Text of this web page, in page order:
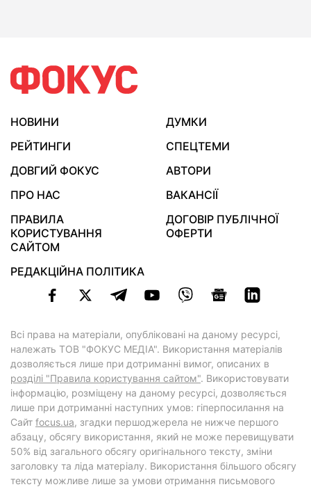
НОВИНИ
ДУМКИ
РЕЙТИНГИ
СПЕЦТЕМИ
ДОВГИЙ ФОКУС
АВТОРИ
ПРО НАС
ВАКАНСІЇ
ПРАВИЛА
КОРИСТУВАННЯ
САЙТОМ
ДОГОВІР ПУБЛІЧНОЇ
ОФЕРТИ
РЕДАКЦІЙНА ПОЛІТИКА
Всі права на матеріали, опубліковані на даному ресурсі,
належать ТОВ "ФОКУС МЕДІА". Використання матеріалів
дозволяється лише при дотриманні вимог, описаних в
розділі "Правила користування сайтом". Використовувати
інформацію, розміщену на даному ресурсі, дозволяється
лише при дотриманні наступних умов: гіперпосилання на
Cайт focus.ua, згадки першоджерела не нижче першого
абзацу, обсягу використання, який не може перевищувати
50% від загального обсягу оригінального тексту, зміни
заголовку та ліда матеріалу. Використання більшого обсягу
тексту можливе лише за умови отримання письмового